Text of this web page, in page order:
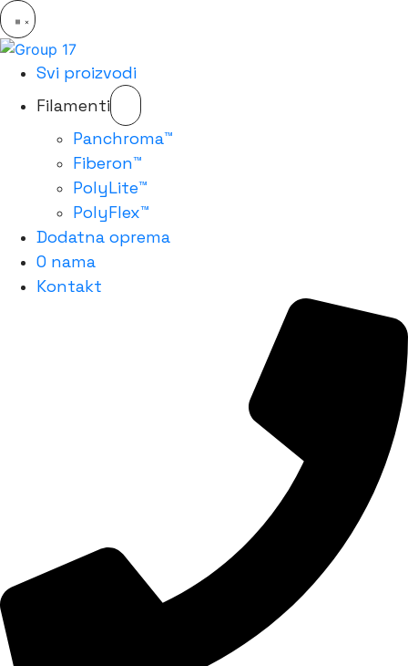
Svi proizvodi
Filamenti
Panchroma™
Fiberon™
PolyLite™
PolyFlex™
Dodatna oprema
O nama
Kontakt